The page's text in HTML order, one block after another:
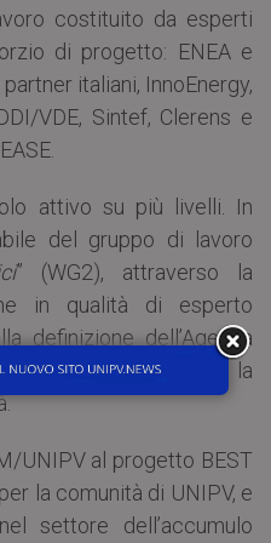
costituito da esperti
di progetto: ENEA e
italiani, InnoEnergy,
VDE, Sintef, Clerens e
attivo su più livelli. In
del gruppo di lavoro
” (WG2), attraverso la
in qualità di esperto
definizione dell’Agenda
e coordinerà la
UNIPV al progetto BEST
la comunità di UNIPV, e
settore dell’accumulo